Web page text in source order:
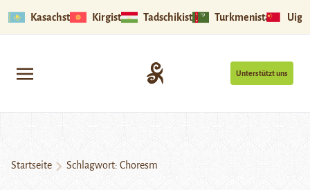
Kasachstan Kirgistan Tadschikistan Turkmenistan
Unterstützt uns
Startseite Schlagwort: Choresm